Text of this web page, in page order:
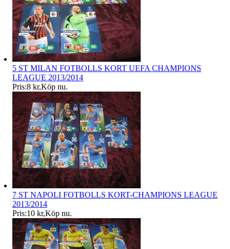
5 ST MILAN FOTBOLLS KORT UEFA CHAMPIONS
LEAGUE 2013/2014
Pris:8 kr,Köp nu.
7 ST NAPOLI FOTBOLLS KORT-CHAMPIONS LEAGUE
2013/2014
Pris:10 kr,Köp nu.